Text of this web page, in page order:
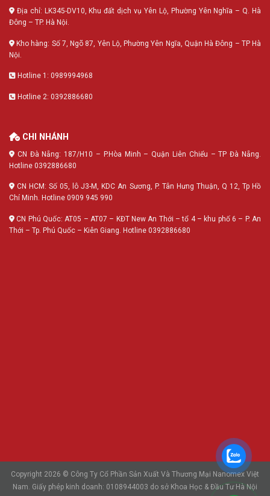
Địa chỉ: LK345-DV10, Khu đất dịch vụ Yên Lộ, Phường Yên Nghĩa – Q. Hà
Đông – TP. Hà Nội.
Kho hàng: Số 7, Ngõ 87, Yên Lộ, Phường Yên Ngĩa, Quận Hà Đông – TP Hà
Nội.
Hotline 1: 0989994968
Hotline 2: 0392886680
CHI NHÁNH
CN Đà Nẵng: 187/H10 – P.Hòa Minh – Quận Liên Chiểu – TP Đà Nẵng.
Hotline 0392886680
CN HCM: Số 05, lô J3-M, KDC An Sương, P. Tân Hưng Thuận, Q 12, Tp Hồ
Chí Minh. Hotline 0909 945 990
CN Phú Quốc: AT05 – AT07 – KĐT New An Thới – tổ 4 – khu phố 6 – P. An
Thới – Tp. Phú Quốc – Kiên Giang. Hotline 0392886680
Copyright 2026 © Công Ty Cổ Phần Sản Xuất Và Thương Mại Nanomex Việt
Nam. Giấy phép kinh doanh: 0108944003 do sở Khoa Học & Đầu Tư Hà Nội